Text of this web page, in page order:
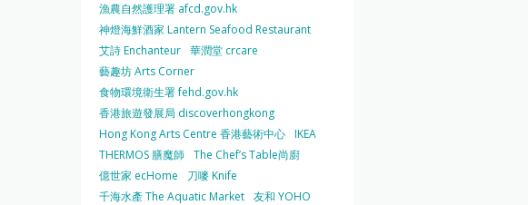
漁農自然護理署 afcd.gov.hk
神燈海鮮酒家 Lantern Seafood Restaurant
艾詩 Enchanteur 華潤堂 crcare
藝趣坊 Arts Corner
食物環境衛生署 fehd.gov.hk
香港旅遊發展局 discoverhongkong
Hong Kong Arts Centre 香港藝術中心 IKEA
THERMOS 膳魔師 The Chef’s Table尚廚
億世家 ecHome
刀嘜 Knife
千海水產 The Aquatic Market 友和 YOHO